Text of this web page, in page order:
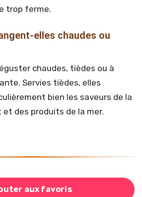
trop ferme.
elles chaudes ou
chaudes, tièdes ou à
Servies tièdes, elles
bien les saveurs de la
des produits de la mer.
aux favoris